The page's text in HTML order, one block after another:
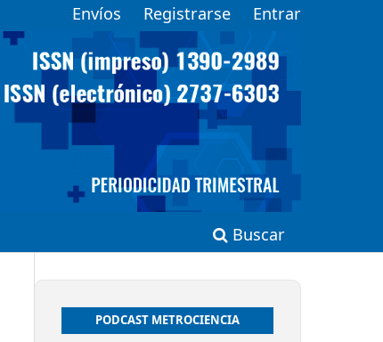
Buscar
Envíos Registrarse Entrar
PODCAST METROCIENCIA